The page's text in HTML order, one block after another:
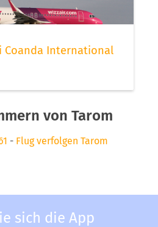
Coanda International
von Tarom
- Flug verfolgen Tarom
sich die App